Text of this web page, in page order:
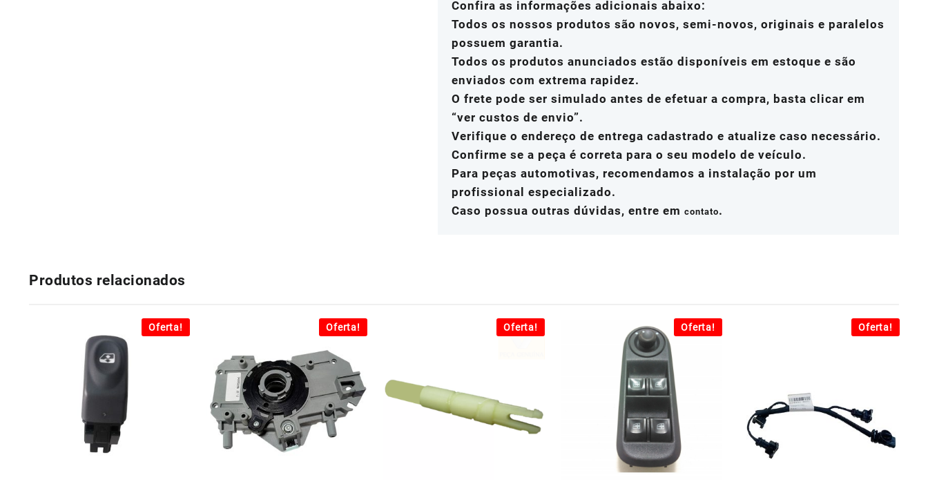
Confira as informações adicionais abaixo:
Todos os nossos produtos são novos, semi-novos, originais e paralelos
possuem garantia.
Todos os produtos anunciados estão disponíveis em estoque e são
enviados com extrema rapidez.
O frete pode ser simulado antes de efetuar a compra, basta clicar em
“ver custos de envio”.
Verifique o endereço de entrega cadastrado e atualize caso necessário.
Confirme se a peça é correta para o seu modelo de veículo.
Para peças automotivas, recomendamos a instalação por um
profissional especializado.
Caso possua outras dúvidas, entre emcontato.
Produtos relacionados
Oferta! Oferta! Oferta! Oferta! Oferta!